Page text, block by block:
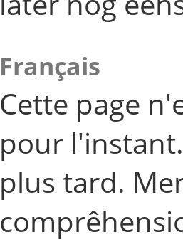
Français
Cette page
pour
plus tard.